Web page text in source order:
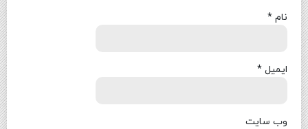
نام *
ایمیل *
وب‌ سایت